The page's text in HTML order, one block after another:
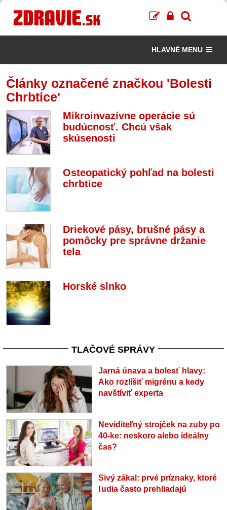
HLAVNÉ MENU
Články označené značkou 'Bolesti
Chrbtice'
Mikroinvazívne operácie sú
budúcnosť. Chcú však
skúsenosti
Osteopatický pohľad na bolesti
chrbtice
Driekové pásy, brušné pásy a
pomôcky pre správne držanie
tela
Horské slnko
TLAČOVÉ SPRÁVY
Jarná únava a bolesť hlavy:
Ako rozlíšiť migrénu a kedy
navštíviť experta
Neviditeľný strojček na zuby po
40-ke: neskoro alebo ideálny
čas?
Sivý zákal: prvé príznaky, ktoré
ľudia často prehliadajú